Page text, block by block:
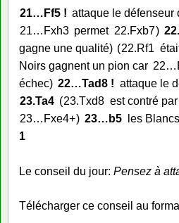
21… Ff5 ! attaque le défenseur
21… Fxh3 permet 22.Fxb7 22.
gagne une qualité
22.Rf1
Noirs gagnent un pion car 22…
échec
22…Tad8 ! attaque le
23.Ta4 23.Txd8 est contré
23… Fxe4+ 23… b5 les
1
Le conseil du jour: Pensez à
Télécharger ce conseil au